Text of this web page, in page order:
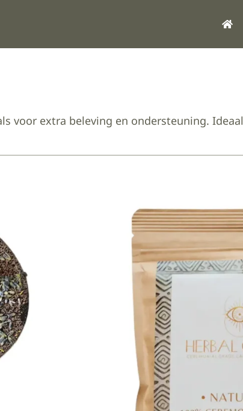
voor extra beleving en ondersteuning.